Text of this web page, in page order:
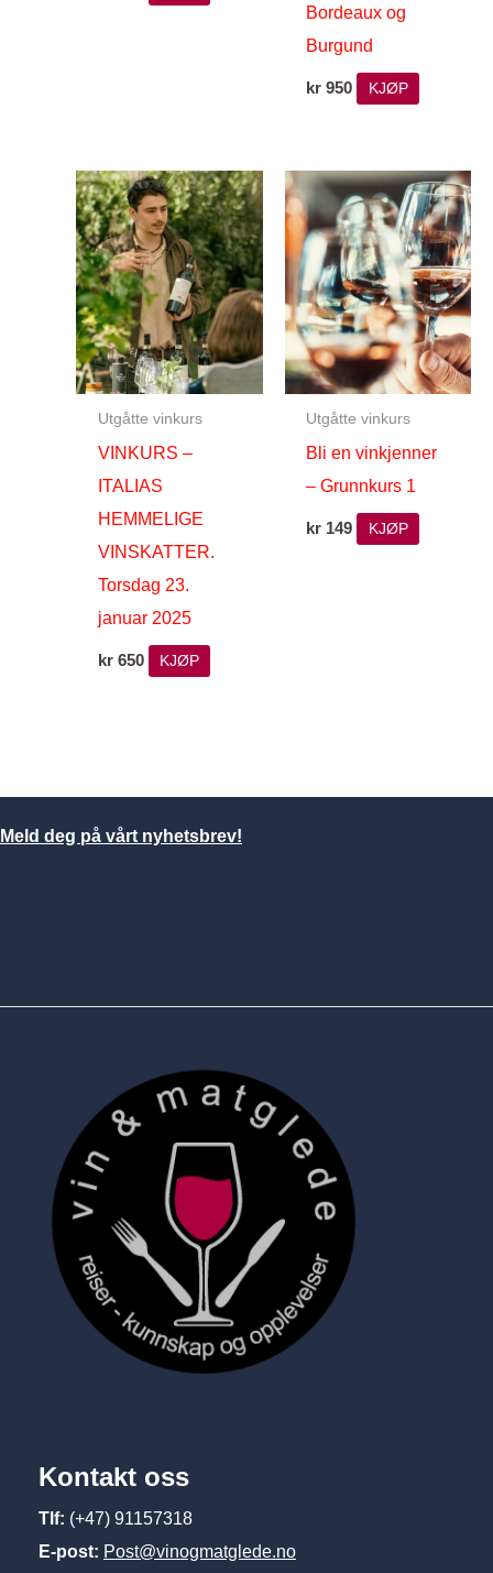
Bordeaux og
Burgund
kr 950 KJØP
Utgåtte vinkurs
VINKURS –
ITALIAS
HEMMELIGE
VINSKATTER.
Torsdag 23.
januar 2025
kr650 KJØP
Utgåtte vinkurs
Bli en vinkjenner
– Grunnkurs 1
kr 149 KJØP
Meld deg på vårt nyhetsbrev!
Kontakt oss
Tlf: (+47) 91157318
E-post: Post@vinogmatglede.no